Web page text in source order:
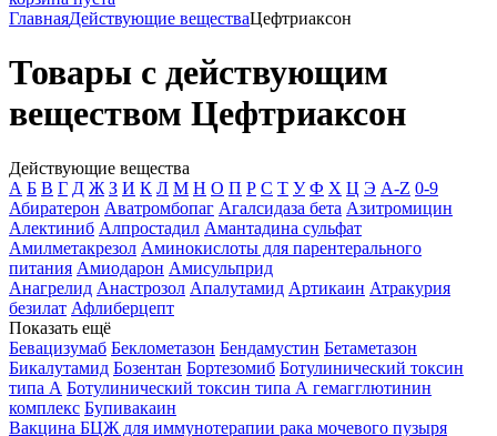
ГлавнаяДействующие веществаЦефтриаксон
Товары с действующим
веществом Цефтриаксон
Действующие вещества
А Б В Г Д Ж З И К Л М Н О П Р С Т У Ф Х Ц Э A-Z 0-9
Абиратерон Аватромбопаг Агалсидаза бета Азитромицин
Алектиниб Алпростадил Амантадина сульфат
Амилметакрезол Аминокислоты для парентерального
питания Амиодарон Амисульприд
Анагрелид Анастрозол Апалутамид Артикаин Атракурия
безилат Афлиберцепт
Показать ещё
Бевацизумаб Беклометазон Бендамустин Бетаметазон
Бикалутамид Бозентан Бортезомиб Ботулинический токсин
типа А Ботулинический токсин типа А гемагглютинин
комплекс Бупивакаин
Вакцина БЦЖ для иммунотерапии рака мочевого пузыря